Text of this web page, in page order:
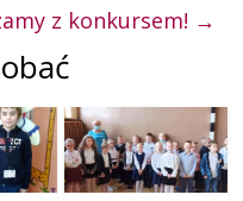
z konkursem! →